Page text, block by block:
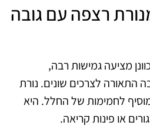
רצפה עם גובה
מציעה גמישות רבה,
התאורה לצרכים שונים. נורת
לחמימות של החלל. היא
או פינות קריאה.